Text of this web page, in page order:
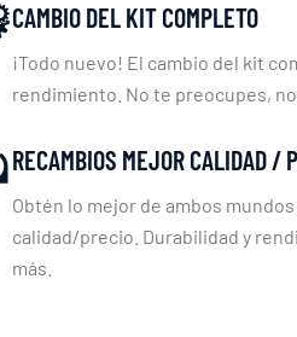
CAMBIO DEL KIT COMPLETO
¡Todo nuevo! El cambio del kit
rendimiento. No te preocupes,
RECAMBIOS MEJOR CALIDAD /
Obtén lo mejor de ambos
calidad/precio. Durabilidad y
más.